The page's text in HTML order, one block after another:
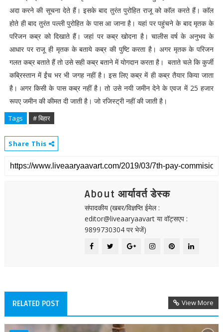
अदा करने की सूचना देते हैं। इसके बाद तुरंत पुरोहित राजू को काॅल करते हैं। काॅल
होते ही बाद तुरंत पल्ली पुरोहित के पास आ जाना है। यहां पर पहुंचने के बाद मृतक के
परिजन कब्र को दिखाते हैं। जहां पर कब्र खोदना है। चालीस वर्ष के अनुभव के
आधार पर राजू ही मृतक के बताये कब्र की पुष्टि करता है। अगर मृतक के परिजन
गलत कब्र बताते हैं तो उसे सही कब्र बताने में योगदान करता है। बताते चले कि कुर्जी
कब्रिस्तान में ईंच भर भी जगह नहीं है। इस लिए कब्र में ही कब्र तैयार किया जाता
है। अगर किसी के पास कब्र नहीं है। तो उसे नयी जमीन देने के एवज में 25 हजार
रूपए जमीन की कीमत दी जाती है। जो रजिस्ट्री नहीं की जाती है।
Tags # बिहार
Share This
About आर्यावर्त डेस्क
संपादकीय (खबर/विज्ञप्ति ईमेल :
editor@liveaaryaavart या वॉट्सएप :
9899730304 पर भेजें)
RELATED POST View More